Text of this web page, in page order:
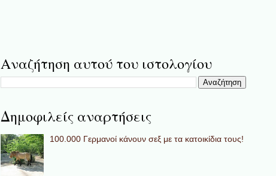
Αναζήτηση αυτού του ιστολογίου
Δημοφιλείς αναρτήσεις
100.000 Γερμανοί κάνουν σεξ με τα κατοικίδια τους!